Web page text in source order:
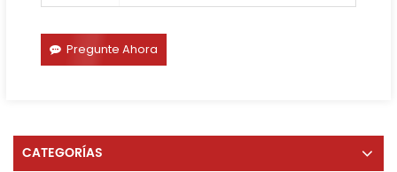
Pregunte Ahora
CATEGORÍAS